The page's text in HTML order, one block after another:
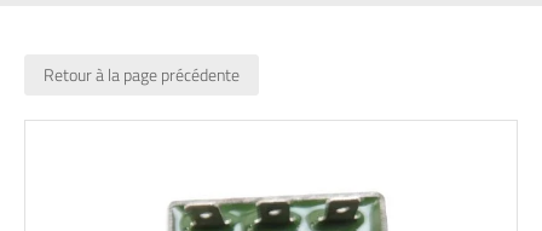
Retour à la page précédente